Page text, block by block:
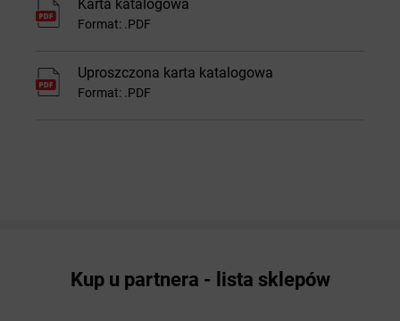
Karta katalogowa
Format: .PDF
Uproszczona karta katalogowa
Format: .PDF
Kup u partnera - lista sklepów